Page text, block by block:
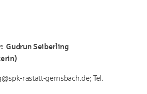
Gudrun Seiberling
rastatt-gernsbach.de; Tel.